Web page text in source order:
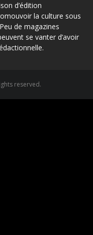
d’édition
la culture sous
de magazines
se vanter d’avoir
reserved.